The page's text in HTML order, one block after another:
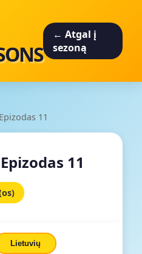
← Atgal į
sezoną
Epizodas 11
11
Lietuvių